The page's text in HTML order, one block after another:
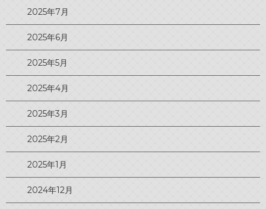
2025年7月
2025年6月
2025年5月
2025年4月
2025年3月
2025年2月
2025年1月
2024年12月